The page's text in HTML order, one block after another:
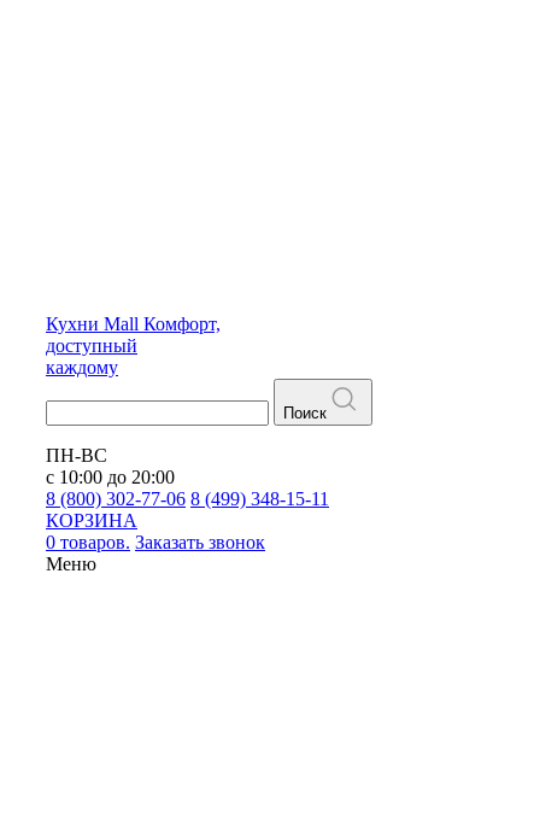
Кухни Mall Комфорт,
доступный
каждому
Поиск
ПН-ВС
с 10:00 до 20:00
8 (800) 302-77-06 8 (499) 348-15-11
КОРЗИНА
0 товаров. Заказать звонок
Меню